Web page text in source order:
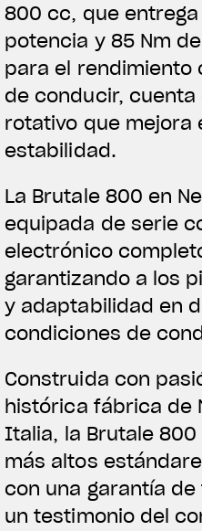
800 cc, que entrega
potencia y 85 Nm
para el rendimiento
de conducir,
rotativo que mejora
estabilidad.
La Brutale 800 en
equipada de serie
electrónico
garantizando a los
y adaptabilidad en
condiciones de
Construida con
histórica fábrica de
Italia, la Brutale
más altos
con una garantía
un testimonio del